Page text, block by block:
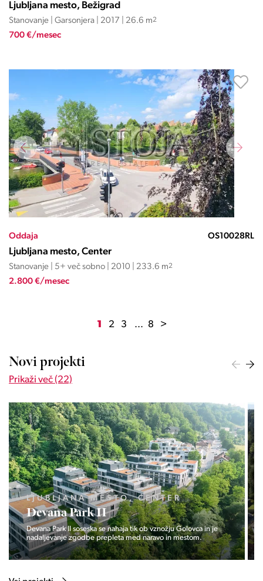
Ljubljana mesto, Bežigrad
Stanovanje | Garsonjera | 2017 | 26.6 m2
700 €/mesec
Oddaja OS10028RL
Ljubljana mesto, Center
Stanovanje | 5+ več sobno | 2010 | 233.6 m2
2.800 €/mesec
1 2 3 ... 8 >
Novi projekti
Prikaži več (22)
LJUBLJANA MESTO, ŠIŠKA, KOSEZE
Pod hribom
Projekt Pod hribom se je pričela gradnja eni izmed najbolj
zaželeni lokaciji v Ljubljani.